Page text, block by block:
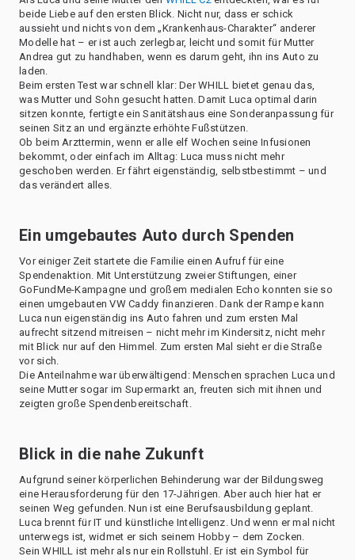
beide Liebe auf den ersten Blick. Nicht nur, dass er schick
aussieht und nichts von dem „Krankenhaus-Charakter“ anderer
Modelle hat – er ist auch zerlegbar, leicht und somit für Mutter
Andrea gut zu handhaben, wenn es darum geht, ihn ins Auto zu
laden.
Beim ersten Test war schnell klar: Der WHILL bietet genau das,
was Mutter und Sohn gesucht hatten. Damit Luca optimal darin
sitzen konnte, fertigte ein Sanitätshaus eine Sonderanpassung für
seinen Sitz an und ergänzte erhöhte Fußstützen.
Ob beim Arzttermin, wenn er alle elf Wochen seine Infusionen
bekommt, oder einfach im Alltag: Luca muss nicht mehr
geschoben werden. Er fährt eigenständig, selbstbestimmt – und
das verändert alles.
Ein umgebautes Auto durch Spenden
Vor einiger Zeit startete die Familie einen Aufruf für eine
Spendenaktion. Mit Unterstützung zweier Stiftungen, einer
GoFundMe-Kampagne und großem medialen Echo konnten sie so
einen umgebauten VW Caddy finanzieren. Dank der Rampe kann
Luca nun eigenständig ins Auto fahren und zum ersten Mal
aufrecht sitzend mitreisen – nicht mehr im Kindersitz, nicht mehr
mit Blick nur auf den Himmel. Zum ersten Mal sieht er die Straße
vor sich.
Die Anteilnahme war überwältigend: Menschen sprachen Luca und
seine Mutter sogar im Supermarkt an, freuten sich mit ihnen und
zeigten große Spendenbereitschaft.
Blick in die nahe Zukunft
Aufgrund seiner körperlichen Behinderung war der Bildungsweg
eine Herausforderung für den 17-Jährigen. Aber auch hier hat er
seinen Weg gefunden. Nun ist eine Berufsausbildung geplant.
Luca brennt für IT und künstliche Intelligenz. Und wenn er mal nicht
unterwegs ist, widmet er sich seinem Hobby – dem Zocken.
Sein WHILL ist mehr als nur ein Rollstuhl. Er ist ein Symbol für